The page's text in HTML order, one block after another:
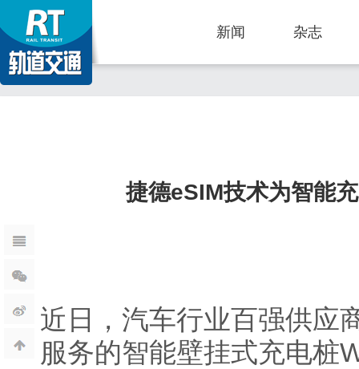
新闻 杂志
捷德eSIM技术为智能
近日， 汽车行业百强供应
服务的智能壁挂式充电桩